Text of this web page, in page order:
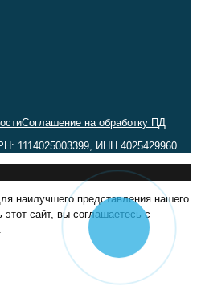
Соглашение на обработку ПД
ИНН 4025429960
наилучшего представления нашего
сайт, вы соглашаетесь с